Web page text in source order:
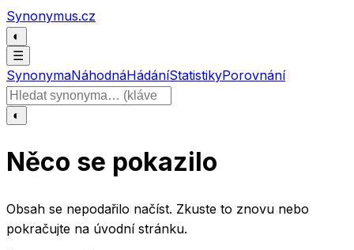
Přeskočit na obsah
Synonymus.cz
◐
☰
SynonymaNáhodnáHádáníStatistikyPorovnání
Hledat slovo
◐
Něco se pokazilo
Obsah se nepodařilo načíst. Zkuste to znovu nebo
pokračujte na úvodní stránku.